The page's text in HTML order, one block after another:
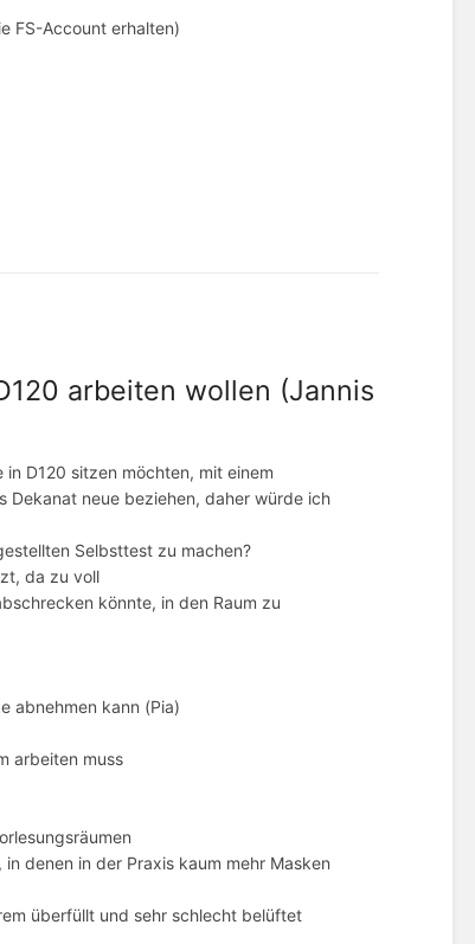
FS-Account erhalten)
arbeiten wollen (Jannis
D120 sitzen möchten, mit einem
Dekanat neue beziehen, daher würde ich
Selbsttest zu machen?
da zu voll
könnte, in den Raum zu
abnehmen kann (Pia)
arbeiten muss
denen in der Praxis kaum mehr Masken
überfüllt und sehr schlecht belüftet